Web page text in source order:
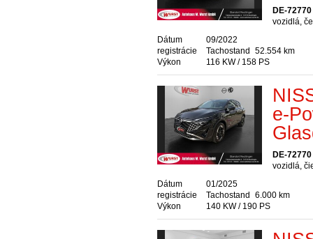
DE-
vozidlá,
Dátum
registrácie
09/2022
Tachostand
52.554 km
Výkon
116 KW / 158 PS
e-
DE-
vozidlá,
Dátum
registrácie
01/2025
Tachostand
6.000 km
Výkon
140 KW / 190 PS